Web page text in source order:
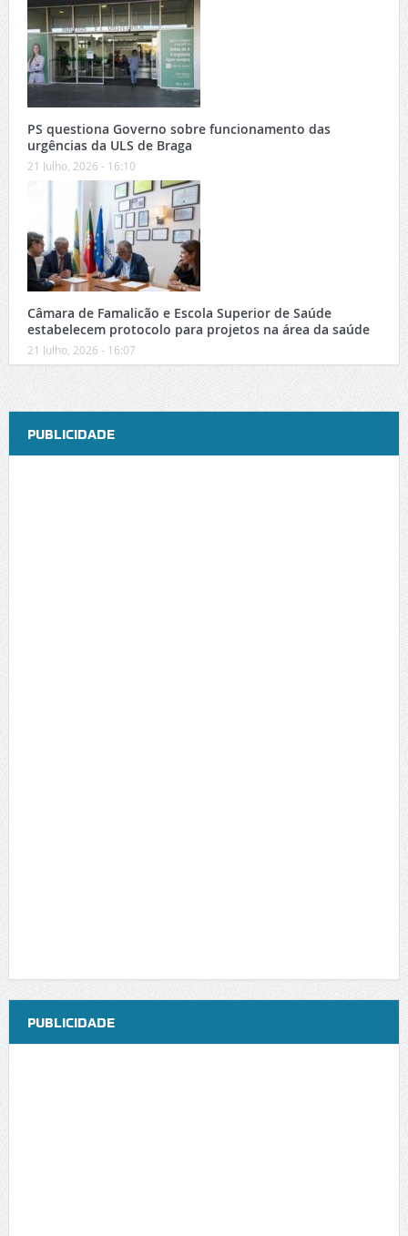
PS questiona Governo sobre funcionamento das
urgências da ULS de Braga
21 Julho, 2026 - 16:10
Câmara de Famalicão e Escola Superior de Saúde
estabelecem protocolo para projetos na área da saúde
21 Julho, 2026 - 16:07
PUBLICIDADE
PUBLICIDADE